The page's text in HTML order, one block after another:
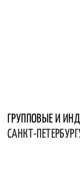
ГРУППОВЫЕ И
САНКТ-